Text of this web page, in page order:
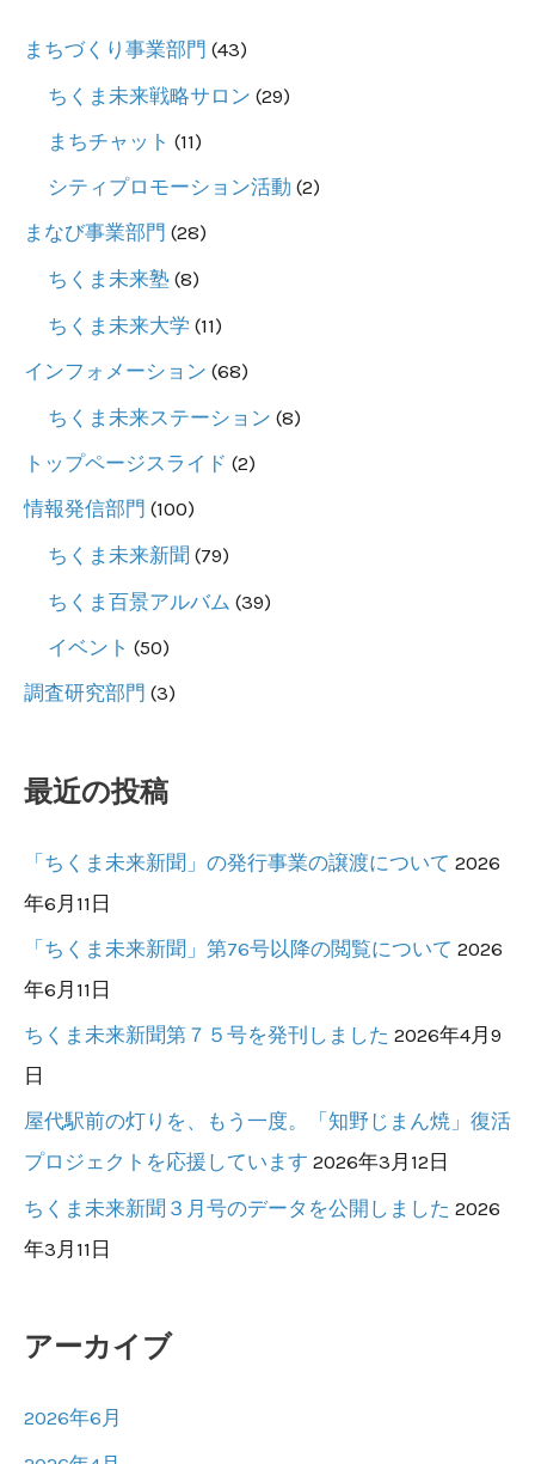
まちづくり事業部門 (43)
ちくま未来戦略サロン (29)
まちチャット (11)
シティプロモーション活動 (2)
まなび事業部門 (28)
ちくま未来塾 (8)
ちくま未来大学 (11)
インフォメーション (68)
ちくま未来ステーション (8)
トップページスライド (2)
情報発信部門 (100)
ちくま未来新聞 (79)
ちくま百景アルバム (39)
イベント (50)
調査研究部門 (3)
最近の投稿
「ちくま未来新聞」の発行事業の譲渡について 2026
年6月11日
「ちくま未来新聞」第76号以降の閲覧について 2026
年6月11日
ちくま未来新聞第７５号を発刊しました 2026年4月9
日
屋代駅前の灯りを、もう一度。「知野じまん焼」復活
プロジェクトを応援しています 2026年3月12日
ちくま未来新聞３月号のデータを公開しました 2026
年3月11日
アーカイブ
2026年6月
月
タ
し